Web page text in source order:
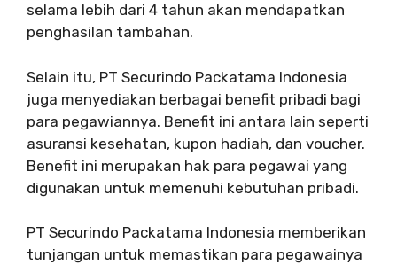
selama lebih dari 4 tahun akan mendapatkan
penghasilan tambahan.
Selain itu, PT Securindo Packatama Indonesia
juga menyediakan berbagai benefit pribadi bagi
para pegawiannya. Benefit ini antara lain seperti
asuransi kesehatan, kupon hadiah, dan voucher.
Benefit ini merupakan hak para pegawai yang
digunakan untuk memenuhi kebutuhan pribadi.
PT Securindo Packatama Indonesia memberikan
tunjangan untuk memastikan para pegawainya